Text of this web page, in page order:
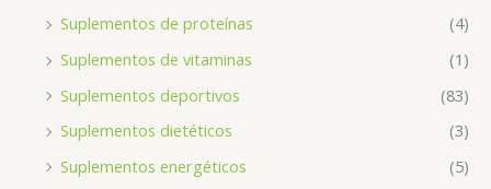
Suplementos de proteínas
(4)
Suplementos de vitaminas
(1)
Suplementos deportivos
(83)
Suplementos dietéticos
(3)
Suplementos energéticos
(5)